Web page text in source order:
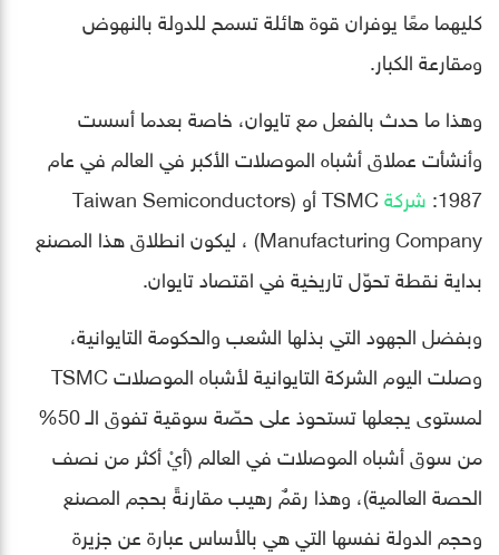
كليهما معًا يوفران قوة هائلة تسمح للدولة بالنهوض
ومقارعة الكبار.
وهذا ما حدث بالفعل مع تايوان، خاصة بعدما أسست
وأنشأت عملاق أشباه الموصلات الأكبر في العالم في عام
1987: شركة
TSMC أو (Taiwan Semiconductors
Manufacturing Company) ، ليكون انطلاق هذا المصنع
بداية نقطة تحوّل تاريخية في اقتصاد تايوان.
وبفضل الجهود التي بذلها الشعب والحكومة التايوانية،
وصلت اليوم الشركة التايوانية لأشباه الموصلات TSMC
لمستوى يجعلها تستحوذ على حصّة سوقية تفوق الـ 50%
من سوق أشباه الموصلات في العالم (أيْ أكثر من نصف
الحصة العالمية)، وهذا رقمٌ رهيب مقارنةً بحجم المصنع
وحجم الدولة نفسها التي هي بالأساس عبارة عن جزيرة